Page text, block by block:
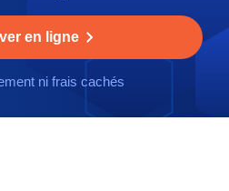
en ligne
ni frais cachés